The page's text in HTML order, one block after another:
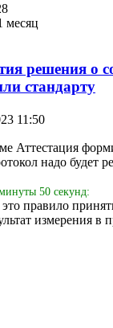
месяц
решения о
стандарту
11:50
Аттестация
надо будет
50 секунд:
правило
измерения в